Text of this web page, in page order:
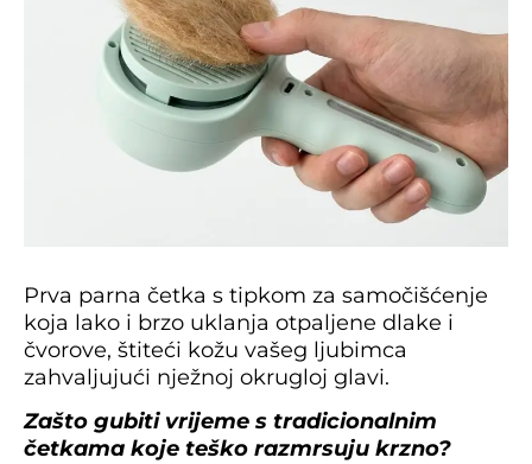
Prva parna četka s tipkom za samočišćenje
koja lako i brzo uklanja otpaljene dlake i
čvorove, štiteći kožu vašeg ljubimca
zahvaljujući nježnoj okrugloj glavi.
Zašto gubiti vrijeme s tradicionalnim
četkama koje teško razmrsuju krzno?